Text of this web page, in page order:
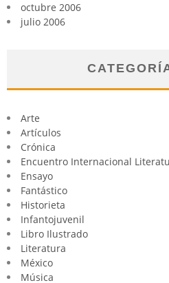
octubre 2006
julio 2006
Arte
Artículos
Crónica
Encuentro Internacional
Ensayo
Fantástico
Historieta
Infantojuvenil
Libro Ilustrado
Literatura
México
Música